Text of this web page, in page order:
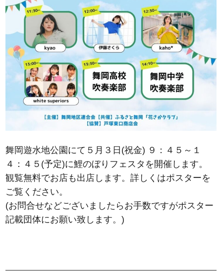
舞岡遊水地公園にて５月３日(祝金) ９：４５～１
４：４５(予定)に鯉のぼりフェスタを開催します。
観覧無料でお店も出店します。詳しくはポスターを
ご覧ください。
(お問合せなどございましたらお手数ですがポスター
記載団体にお願い致します。)